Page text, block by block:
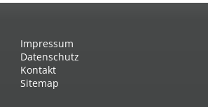
Impressum
Datenschutz
Kontakt
Sitemap